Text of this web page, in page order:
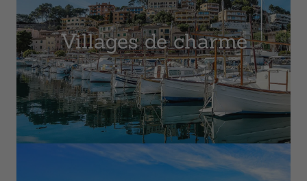
Occupation
Code Promo
RESERVER
Villages de charme